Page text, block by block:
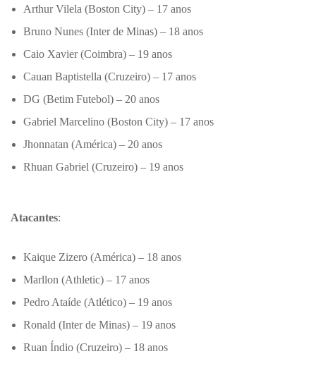
Arthur Vilela (Boston City) – 17 anos
Bruno Nunes (Inter de Minas) – 18 anos
Caio Xavier (Coimbra) – 19 anos
Cauan Baptistella (Cruzeiro) – 17 anos
DG (Betim Futebol) – 20 anos
Gabriel Marcelino (Boston City) – 17 anos
Jhonnatan (América) – 20 anos
Rhuan Gabriel (Cruzeiro) – 19 anos
Atacantes:
Kaique Zizero (América) – 18 anos
Marllon (Athletic) – 17 anos
Pedro Ataíde (Atlético) – 19 anos
Ronald (Inter de Minas) – 19 anos
Ruan Índio (Cruzeiro) – 18 anos